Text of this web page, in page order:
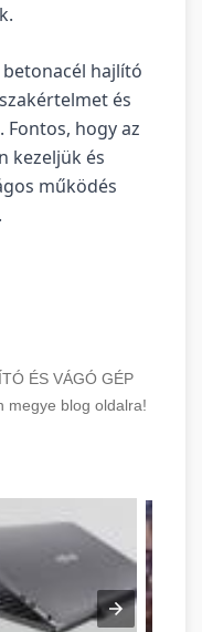
hajlító
és
hogy az
kezeljük és
működés
ÉS VÁGÓ GÉP
megye blog oldalra!